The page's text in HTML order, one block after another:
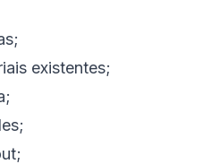
existentes;